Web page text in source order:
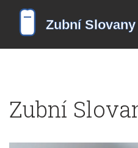
Zubní